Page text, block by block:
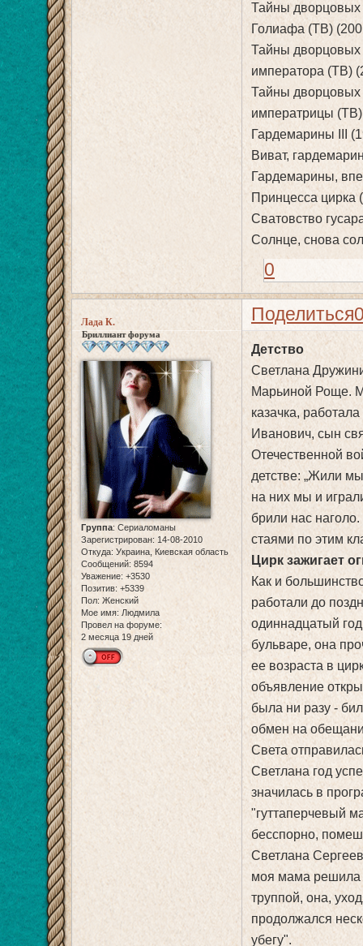
Тайны дворцовых
Голиафа (ТВ)
Тайны дворцовых
императора (ТВ)
Тайны дворцовых
императрицы
Гардемарины III
Виват,
Гардемарины,
Принцесса цирка
Сватовство
Солнце, снова
0
Поделиться
Лада К.
Бриллиант форума
Группа: Сериаломаны
Зарегистрирован: 14-08-2010
Откуда: Украина, Киевская область
Сообщений: 8594
Уважение: +3530
Позитив: +5339
Пол: Женский
Мое имя: Людмила
Провел на форуме:
2 месяца 19 дней
Детство
Светлана
Марьиной Роще.
казачка,
Иванович, сын
Отечественной
детстве: „Жили
на них мы и
брили нас
стаями по этим
Цирк зажигает
Как и
работали до
одиннадцатый
бульваре, она
ее возраста в
объявление
была ни разу -
обмен на
Света
Светлана год
значилась в
"гуттаперчевый
бесспорно,
Светлана
моя мама решила
труппой, она,
продолжался
убегу".